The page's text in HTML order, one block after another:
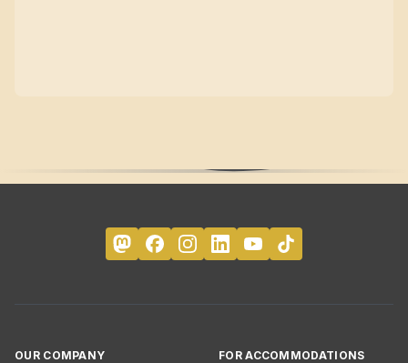
OUR COMPANY FOR ACCOMMODATIONS